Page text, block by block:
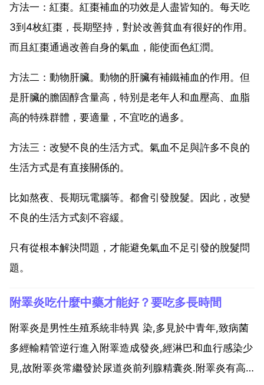
方法一：紅棗。紅棗補血的功效是人盡皆知的。每天吃
3到4枚紅棗，長期堅持，對於改善貧血有很好的作用。
而且紅棗通過改善自身的氣血，能使面色紅潤。
方法二：動物肝臟。動物的肝臟有補鐵補血的作用。但
是肝臟的膽固醇含量高，特別是老年人和血壓高、血脂
高的特殊群體，要適量，不宜吃的過多。
方法三：改變不良的生活方式。氣血不足與許多不良的
生活方式是有直接關係的。
比如熬夜、長期玩電腦等。都會引發脫髮。因此，改變
不良的生活方式刻不容緩。
只有從根本解決問題，才能避免氣血不足引發的脫髮問
題。
附睪炎吃什麼中藥才能好？要吃多長時間
附睪炎是男性生殖系統非特異 染,多見於中青年,致病菌
多經輸精管逆行進入附睪造成發炎,經淋巴和血行感染少
見,故附睪炎常繼發於尿道炎前列腺精囊炎.附睪炎有高